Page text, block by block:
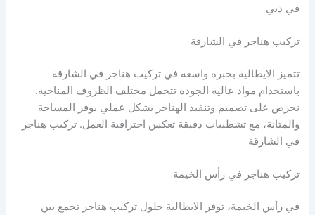
في دبي
تركيب هناجر في الشارقة
تتميز الايطالية بخبرة واسعة في تركيب هناجر في الشارقة
باستخدام مواد عالية الجودة تتحمل مختلف الظروف المناخية.
نحرص على تصميم وتنفيذ الهناجر بشكل عملي يوفر المساحة
والمتانة، مع تشطيبات دقيقة تعكس احترافية العمل. تركيب هناجر
في الشارقة
تركيب هناجر في رأس الخيمة
في رأس الخيمة، توفر الايطالية حلول تركيب هناجر تجمع بين